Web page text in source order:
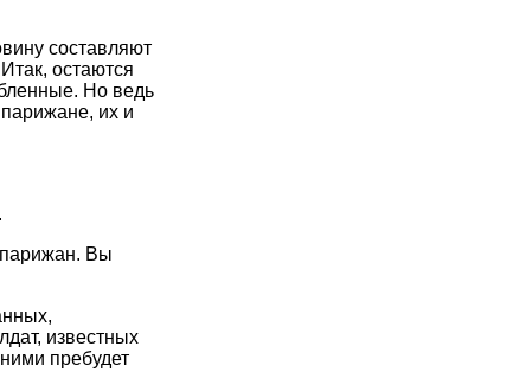
составляют
остаются
Но ведь
парижане, их и
парижан. Вы
известных
пребудет